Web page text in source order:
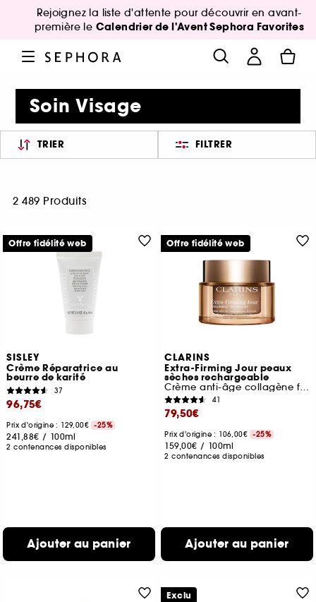
Rejoignez la liste d'attente pour découvrir en avant-
première le Calendrier de l'Avent Sephora Favorites
Soin Visage
TRIER FILTRER
2 489 Produits
SISLEY
Crème Réparatrice au
beurre de karité
37
96,75€
Prix d'origine : 129,00€ -25%
241,88€ / 100ml
2 contenances disponibles
Ajouter au panier
Offre fidélité web
CLARINS
Extra-Firming Jour peaux
sèches rechargeable
Crème anti-âge collagène fermeté
41
79,50€
Prix d'origine : 106,00€ -25%
159,00€ / 100ml
2 contenances disponibles
Ajouter au panier
Offre fidélité web
Exclu